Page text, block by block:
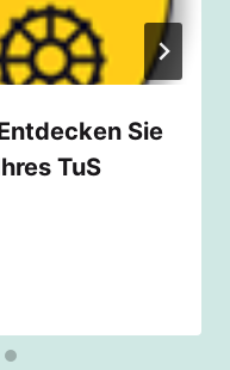
Sie
TuS